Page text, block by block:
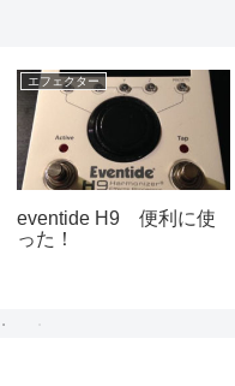
エフェクター
eventide H9 便利に使
った！